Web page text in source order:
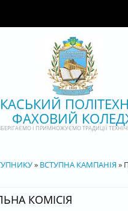
ФАХОВИЙ
І ПРИМНОЖУЄМО ТРАДИЦІЇ
» ВСТУПНА КАМПАНІЯ »
КОМІСІЯ